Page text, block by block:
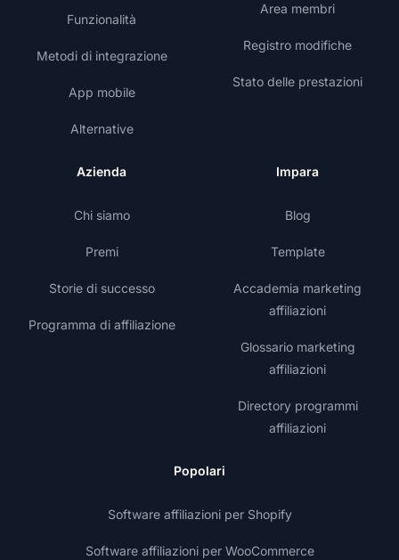
Funzionalità
Metodi di integrazione
App mobile
Alternative
Area membri
Registro modifiche
Stato delle prestazioni
Azienda
Chi siamo
Premi
Storie di successo
Programma di affiliazione
Impara
Blog
Template
Accademia marketing
affiliazioni
Glossario marketing
affiliazioni
Directory programmi
affiliazioni
Popolari
Software affiliazioni per Shopify
Software affiliazioni per WooCommerce